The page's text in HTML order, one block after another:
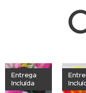
Entrega
Incluída